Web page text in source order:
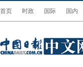
首页 时政 国际 国内